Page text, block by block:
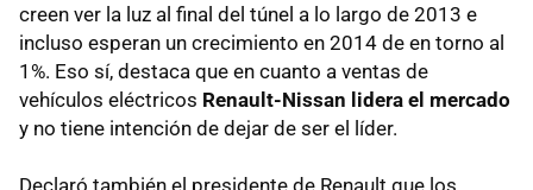
creen ver la luz al final del túnel a lo largo de 2013 e
incluso esperan un crecimiento en 2014 de en torno al
1%. Eso sí, destaca que en cuanto a ventas de
vehículos eléctricos Renault-Nissan lidera el mercado
y no tiene intención de dejar de ser el líder.
Declaró también el presidente de Renault que los